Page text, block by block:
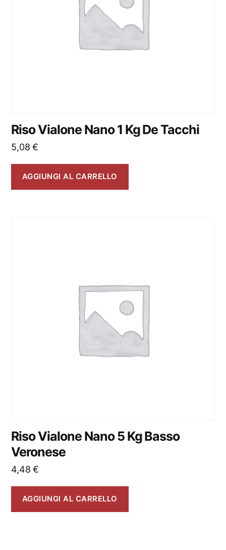
Riso Vialone Nano 1 Kg De Tacchi
5,08€
AGGIUNGI AL CARRELLO
Riso Vialone Nano 5 Kg Basso
Veronese
4,48€
AGGIUNGI AL CARRELLO